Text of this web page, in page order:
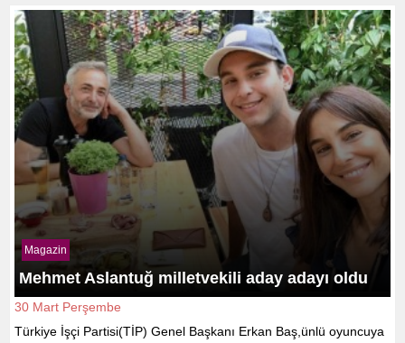
Magazin
Mehmet Aslantuğ milletvekili aday adayı oldu
30 Mart Perşembe
Türkiye İşçi Partisi(TİP) Genel Başkanı Erkan Baş,ünlü oyuncuya